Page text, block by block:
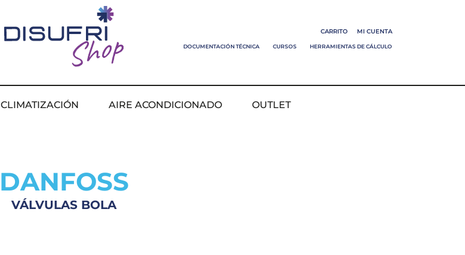
CARRITO MI CUENTA
DOCUMENTACIÓN TÉCNICA CURSOS HERRAMIENTAS DE CÁLCULO
CLIMATIZACIÓN AIRE ACONDICIONADO OUTLET
DANFOSS
VÁLVULAS BOLA